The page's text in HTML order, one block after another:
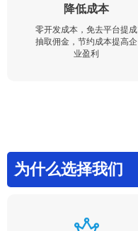
降低成本
零开发成本，免去平台提成
抽取佣金，节约成本提高企
业盈利
为什么选择我们